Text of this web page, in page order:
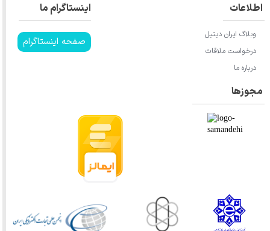
★
اینستاگرام ما
صفحه اینستاگرام
اطلاعات
وبلاگ ایران دیتیل
درخواست ملاقات
درباره ما
مجوزها